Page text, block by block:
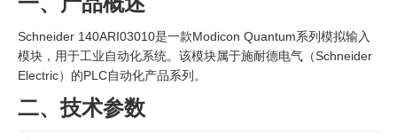
Schneider 140ARI03010是一款Modicon Quantum系列模拟输入
模块，用于工业自动化系统。该模块属于施耐德电气（Schneider
Electric）的PLC自动化产品系列。
二、技术参数